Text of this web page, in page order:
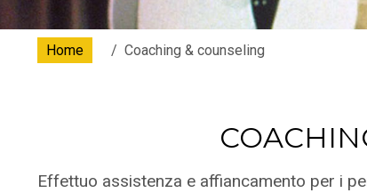
Home Coaching & counseling
Effettuo assistenza e affiancamento per i